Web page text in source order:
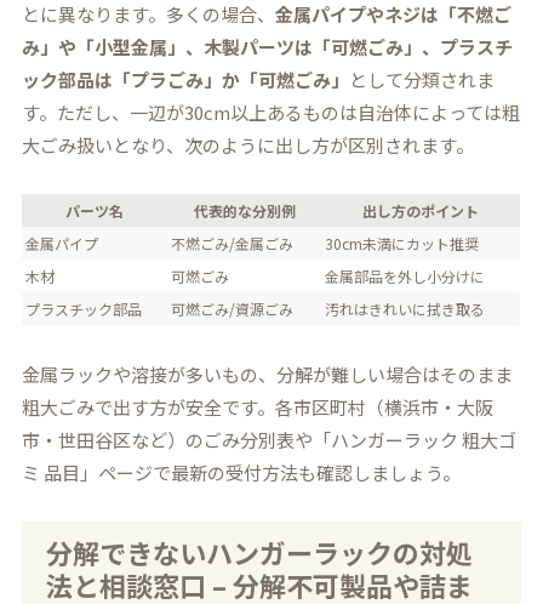
とに異なります。多くの場合、金属パイプやネジは「不燃ご
み」や「小型金属」、木製パーツは「可燃ごみ」、プラスチ
ック部品は「プラごみ」か「可燃ごみ」 として分類されま
す。ただし、一辺が30cm以上あるものは自治体によっては粗
大ごみ扱いとなり、次のように出し方が区別されます。
パーツ名 代表的な分別例
出し方のポイント
金属パイプ
不燃ごみ/金属ごみ
30cm未満にカット推奨
木材
可燃ごみ
金属部品を外し小分けに
プラスチック部品
可燃ごみ/資源ごみ 汚れはきれいに拭き取る
金属ラックや溶接が多いもの、分解が難しい場合はそのまま
粗大ごみで出す方が安全です。各市区町村（横浜市・大阪
市・世田谷区など）のごみ分別表や「ハンガーラック 粗大ゴ
ミ 品目」ページで最新の受付方法も確認しましょう。
分解できないハンガーラックの対処
法と相談窓口 – 分解不可製品や詰ま